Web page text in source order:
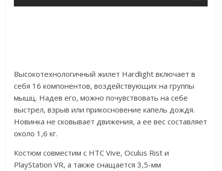
Высокотехнологичный жилет Hardlight включает в
себя 16 компонентов, воздействующих на группы
мышц. Надев его, можно почувствовать на себе
выстрел, взрыв или прикосновение капель дождя.
Новинка не сковывает движения, а ее вес составляет
около 1,6 кг.
Костюм совместим с HTC Vive, Oculus Rist и
PlayStation VR, а также снащается 3,5-мм